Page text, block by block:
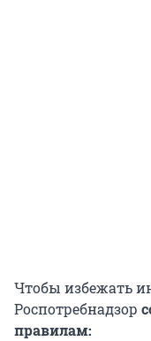
Чтобы избежать
Роспотребнадзор
правилам: